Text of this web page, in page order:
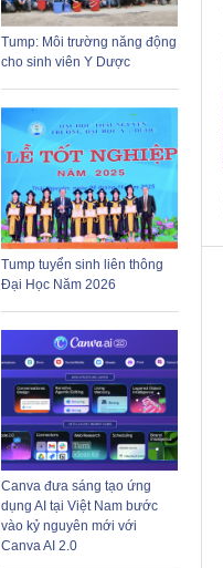
Tump: Môi trường năng động
cho sinh viên Y Dược
Tump tuyển sinh liên thông
Đại Học Năm 2026
Canva đưa sáng tạo ứng
dụng AI tại Việt Nam bước
vào kỷ nguyên mới với
Canva AI 2.0